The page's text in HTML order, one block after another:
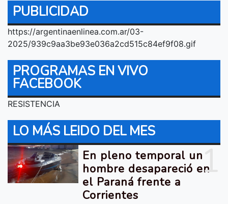
PUBLICIDAD
https://argentinaenlinea.com.ar/03-
2025/939c9aa3be93e036a2cd515c84ef9f08.gif
PROGRAMAS EN VIVO
FACEBOOK
RESISTENCIA
LO MÁS LEIDO DEL MES
1
En pleno temporal un
hombre desapareció en
el Paraná frente a
Corrientes